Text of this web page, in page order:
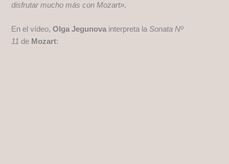
disfrutar mucho más con Mozart».
En el vídeo,Olga Jegunova interpreta laSonata Nº
11 de Mozart: